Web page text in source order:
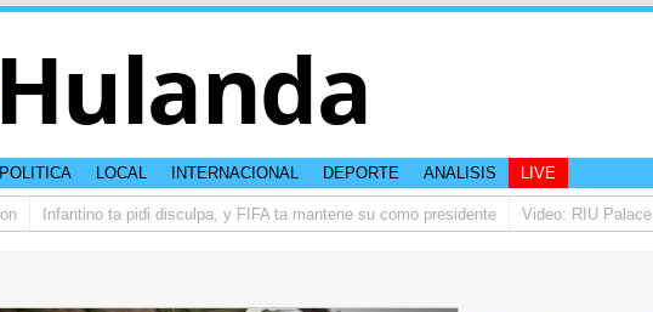
Hulanda
POLITICA LOCAL INTERNACIONAL DEPORTE ANALISIS LIVE
Infantino ta pidi disculpa, y FIFA ta mantene su como presidente Video: RIU Palace